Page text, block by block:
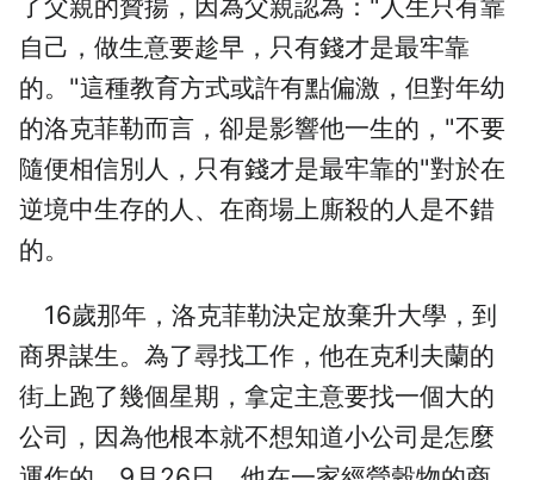
了父親的贊揚，因為父親認為："人生只有靠
自己，做生意要趁早，只有錢才是最牢靠
的。"這種教育方式或許有點偏激，但對年幼
的洛克菲勒而言，卻是影響他一生的，"不要
隨便相信別人，只有錢才是最牢靠的"對於在
逆境中生存的人、在商場上廝殺的人是不錯
的。
16歲那年，洛克菲勒決定放棄升大學，到
商界謀生。為了尋找工作，他在克利夫蘭的
街上跑了幾個星期，拿定主意要找一個大的
公司，因為他根本就不想知道小公司是怎麼